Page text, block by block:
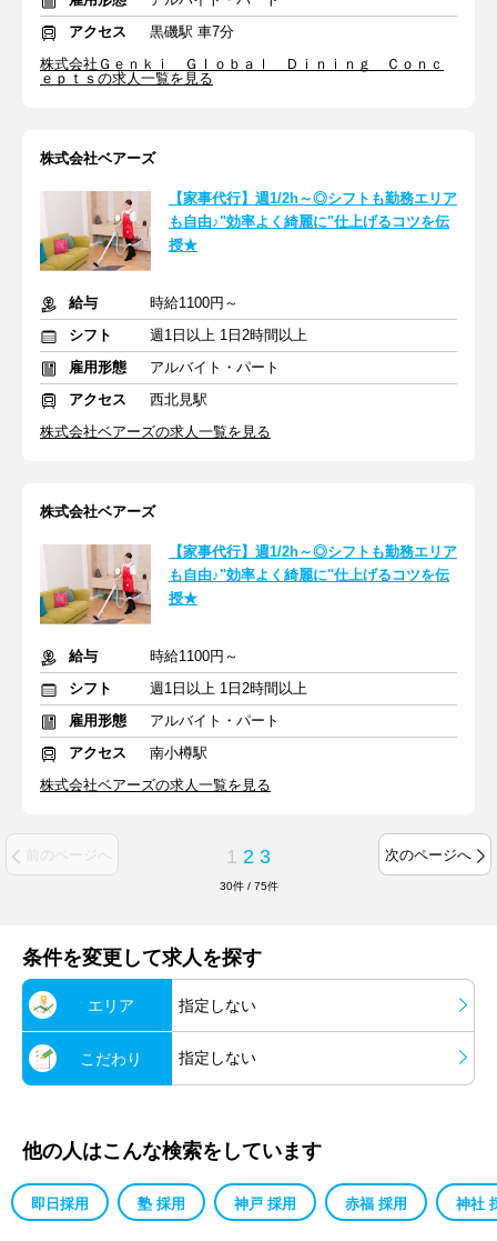
アクセス
黒磯駅 車7分
株式会社Ｇｅｎｋｉ Ｇｌｏｂａｌ Ｄｉｎｉｎｇ Ｃｏｎｃ
ｅｐｔｓの求人一覧を見る
株式会社ベアーズ
【家事代行】週1/2h～◎シフトも勤務エリア
も自由♪"効率よく綺麗に"仕上げるコツを伝
授★
給与
時給1100円～
シフト
週1日以上 1日2時間以上
雇用形態
アルバイト・パート
アクセス
西北見駅
株式会社ベアーズの求人一覧を見る
株式会社ベアーズ
【家事代行】週1/2h～◎シフトも勤務エリア
も自由♪"効率よく綺麗に"仕上げるコツを伝
授★
給与
時給1100円～
シフト
週1日以上 1日2時間以上
雇用形態
アルバイト・パート
アクセス
南小樽駅
株式会社ベアーズの求人一覧を見る
前のページへ 1 2 3 次のページへ
30件 / 75件
条件を変更して求人を探す
エリア 指定しない
こだわり 指定しない
他の人はこんな検索をしています
即日採用 塾 採用 神戸 採用 赤福 採用 神社